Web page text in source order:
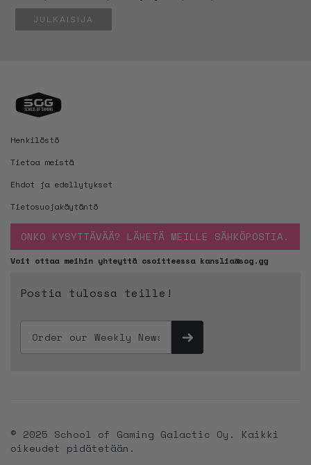
JULKAISIJA
Henkilöstö
Tietoa meistä
Ehdot ja edellytykset
Tietosuojakäytäntö
ONKO KYSYTTÄVÄÄ? LÄHETÄ MEILLE SÄHKÖPOSTIA.
Voit ottaa meihin yhteyttä osoitteessa kanslia@sog.gg
Postia tulossa teille!
© 2025 School of Gaming Galactic Oy. Kaikki
oikeudet pidätetään.